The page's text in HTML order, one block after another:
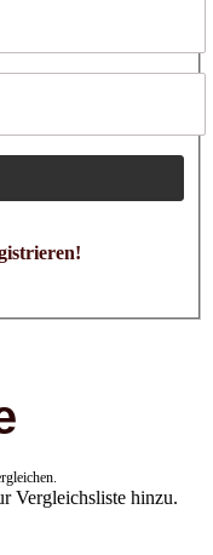
Vergleichsliste hinzu.